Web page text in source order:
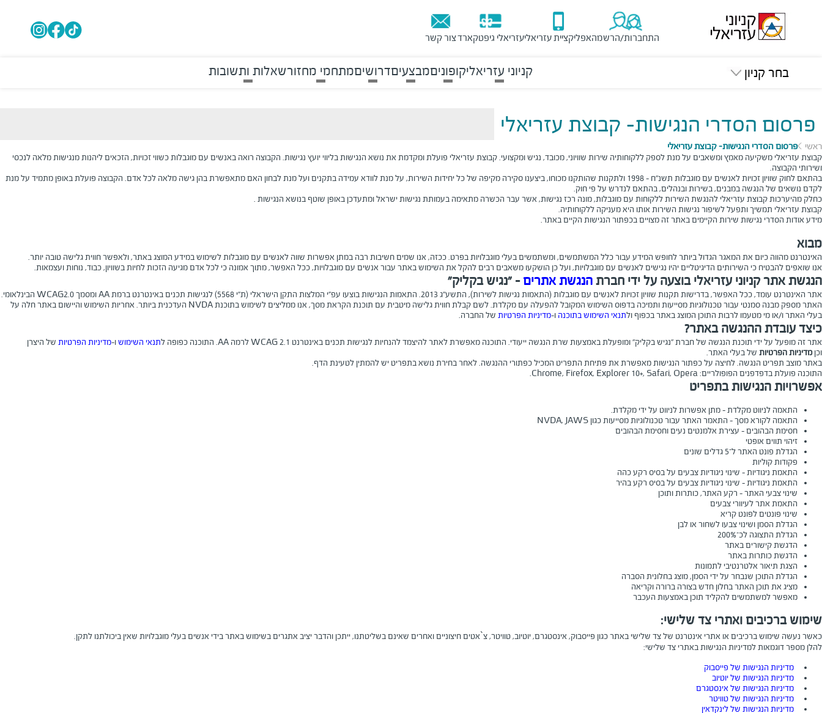
התחברות/הרשמהאפליקציית עזריאליעזריאלי גיפטקארדצור קשר
בחר קניון קניוני עזריאליקופוניםמבצעיםדרושיםמתחמי מחזורשאלות ותשובות
פרסום הסדרי הנגישות- קבוצת עזריאלי
ראשי פרסום הסדרי הנגישות- קבוצת עזריאלי
קבוצת עזריאלי משקיעה מאמץ ומשאבים על מנת לספק ללקוחותיה שירות שוויוני, מכובד, נגיש ומקצועי. קבוצת עזריאלי פועלת ומקדמת את נושא הנגישות בליווי יועץ נגישות. הקבוצה רואה באנשים עם מוגבלות כשווי זכויות, הזכאים ליהנות מנגישות מלאה לנכסי
ושירותי הקבוצה.
בהתאם לחוק שוויון זכויות לאנשים עם מוגבלות תשנ"ח – 1998 ולתקנות שהותקנו מכוחו, ביצענו סקירה מקיפה של כל יחידות השירות, על מנת לוודא עמידה בתקנים ועל מנת לבחון האם מתאפשרת בהן גישה מלאה לכל אדם. הקבוצה פועלת באופן מתמיד על מנת
לקדם נושאים של הנגשה במבנים, בשירות ובנהלים, בהתאם לנדרש על פי חוק.
כחלק מהיערכות קבוצת עזריאלי להנגשת השירות ללקוחות עם מוגבלות, מונה רכז נגישות, אשר עבר הכשרה מתאימה בעמותת נגישות ישראל ומתעדכן באופן שוטף בנושא הנגישות .
קבוצת עזריאלי תמשיך ותפעל לשיפור נגישות השירות אותו היא מעניקה ללקוחותיה.
מידע אודות הסדרי נגישות שירות הקיימים באתר זה מצויים בכפתור הנגישות הקיים באתר.
מבוא
האינטרנט מהווה כיום את המאגר הגדול ביותר לחופש המידע עבור כלל המשתמשים, ומשתמשים בעלי מוגבלויות בפרט. ככזה, אנו שמים חשיבות רבה במתן אפשרות שווה לאנשים עם מוגבלות לשימוש במידע המוצג באתר, ולאפשר חווית גלישה טובה יותר.
אנו שואפים להבטיח כי השירותים הדיגיטליים יהיו נגישים לאנשים עם מוגבלויות, ועל כן הושקעו משאבים רבים להקל את השימוש באתר עבור אנשים עם מוגבלויות, ככל האפשר, מתוך אמונה כי לכל אדם מגיעה הזכות לחיות בשוויון, כבוד, נוחות ועצמאות.
הנגשת אתר קניוני עזריאלי בוצעה על ידי חברתהנגשת אתרים- "נגיש בקליק"
אתר האינטרנט עומד, ככל האפשר, בדרישות תקנות שוויון זכויות לאנשים עם מוגבלות (התאמות נגישות לשירות), התשע"ג 2013. התאמות הנגישות בוצעו עפ"י המלצות התקן הישראלי (ת"י 5568) לנגישות תכנים באינטרנט ברמת AA ומסמך WCAG2.0 הבינלאומי.
האתר מספק מבנה סמנטי עבור טכנולוגיות מסייעות ותמיכה בדפוס השימוש המקובל להפעלה עם מקלדת. לשם קבלת חווית גלישה מיטבית עם תוכנת הקראת מסך, אנו ממליצים לשימוש בתוכנת NVDA העדכנית ביותר. אחריות השימוש והיישום באתר חלה על
בעלי האתר ו/או מי מטעמו לרבות התוכן המוצג באתר בכפוף ולתנאי השימוש בתוכנהו-מדיניות הפרטיות של החברה.
כיצד עובדת ההנגשה באתר?
אתר זה מופעל על ידי תוכנת הנגשה של חברת "נגיש בקליק" ומופעלת באמצעות שרת הנגשה ייעודי. התוכנה מאפשרת לאתר להיצמד להנחיות לנגישות תכנים באינטרנט WCAG 2.1 לרמה AA. התוכנה כפופה ל תנאי השימושו-מדיניות הפרטיות של היצרן
וכןמדיניות הפרטיות של בעלי האתר.
באתר מוצב תפריט הנגשה. לחיצה על כפתור הנגישות מאפשרת את פתיחת התפריט המכיל כפתורי ההנגשה. לאחר בחירת נושא בתפריט יש להמתין לטעינת הדף.
התוכנה פועלת בדפדפנים הפופולריים: Chrome, Firefox, Explorer 10+, Safari, Opera.
אפשרויות הנגישות בתפריט
התאמה לניווט מקלדת - מתן אפשרות לניווט על ידי מקלדת.
התאמה לקורא מסך - התאמר האתר עבור טכנולוגיות מסייעות כגון NVDA, JAWS
חסימת הבהובים - עצירת אלמנטים נעים וחסימת הבהובים
זיהוי תווים אופטי
הגדלת פונט האתר ל־5 גדלים שונים
פקודות קוליות
התאמת ניגודיות - שינוי ניגודיות צבעים על בסיס רקע כהה
התאמת ניגודיות - שינוי ניגודיות צבעים על בסיס רקע בהיר
שינוי צבעי האתר - רקע האתר, כותרות ותוכן
התאמת אתר לעיוורי צבעים
שינוי פונטים לפונט קריא
הגדלת הסמן ושינוי צבעו לשחור או לבן
הגדלת התצוגה לכ־200%
הדגשת קישורים באתר
הדגשת כותרות באתר
הצגת תיאור אלטרנטיבי לתמונות
הגדלת התוכן שנבחר על ידי הסמן, מוצג בחלונית הסברה
מציג את תוכן האתר בחלון חדש בצורה ברורה וקריאה
מאפשר למשתמשים להקליד תוכן באמצעות העכבר
שימוש ברכיבים ואתרי צד שלישי:
כאשר נעשה שימוש ברכיבים או אתרי אינטרנט של צד שלישי באתר כגון פייסבוק, אינסטגרם, יוטיוב, טוויטר, צ`אטים חיצוניים ואחרים שאינם בשליטתנו, ייתכן והדבר יציב אתגרים בשימוש באתר בידי אנשים בעלי מוגבלויות שאין ביכולתנו לתקן.
להלן מספר דוגמאות למדיניות הנגישות באתרי צד שלישי:
מדיניות הנגישות של פייסבוק
מדיניות הנגישות של יוטיוב
מדיניות הנגישות של אינסטגרם
מדיניות הנגישות של טוויטר
מדיניות הנגישות של לינקדאין